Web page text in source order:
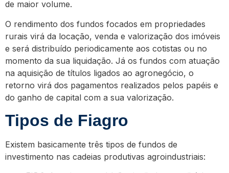
de maior volume.
O rendimento dos fundos focados em propriedades
rurais virá da locação, venda e valorização dos imóveis
e será distribuído periodicamente aos cotistas ou no
momento da sua liquidação. Já os fundos com atuação
na aquisição de títulos ligados ao agronegócio, o
retorno virá dos pagamentos realizados pelos papéis e
do ganho de capital com a sua valorização.
Tipos de Fiagro
Existem basicamente três tipos de fundos de
investimento nas cadeias produtivas agroindustriais: